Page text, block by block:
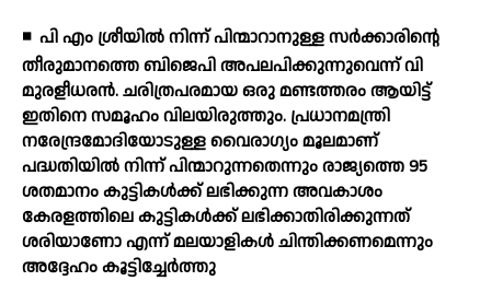
◾ പി എം ശ്രീയില്‍ നിന്ന് പിന്മാറാനുള്ള സര്‍ക്കാരിന്റെ
തീരുമാനത്തെ ബിജെപി അപലപിക്കുന്നുവെന്ന് വി
മുരളീധരന്‍. ചരിത്രപരമായ ഒരു മണ്ടത്തരം ആയിട്ട്
ഇതിനെ സമൂഹം വിലയിരുത്തും. പ്രധാനമന്ത്രി
നരേന്ദ്രമോദിയോടുള്ള വൈരാഗ്യം മൂലമാണ്
പദ്ധതിയില്‍ നിന്ന് പിന്മാറുന്നതെന്നും രാജ്യത്തെ 95
ശതമാനം കുട്ടികള്‍ക്ക് ലഭിക്കുന്ന അവകാശം
കേരളത്തിലെ കുട്ടികള്‍ക്ക് ലഭിക്കാതിരിക്കുന്നത്
ശരിയാണോ എന്ന് മലയാളികള്‍ ചിന്തിക്കണമെന്നും
അദ്ദേഹം കൂട്ടിച്ചേര്‍ത്തു